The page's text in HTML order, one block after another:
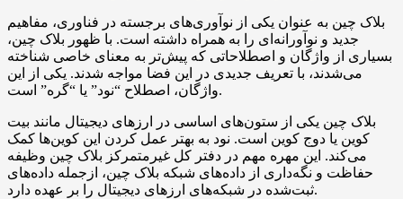
بلاک چین به عنوان یکی از نوآوری‌های برجسته در فناوری، مفاهیم
جدید و نوآورانه‌ای را به همراه داشته است. با ظهور بلاک چین،
بسیاری از واژگان و اصطلاحاتی که پیش‌تر به معنای خاصی شناخته
می‌شدند، با تعریف جدیدی در این فضا مواجه شدند. یکی از این
واژگان، اصطلاح “نود” یا “گره” است.
بلاک چین یکی از ستون‌های اساسی در ارزهای دیجیتال مانند بیت
کوین یا دوج کوین است. نود به بهتر عمل کردن این کوین‌ها کمک
می‌کند. این مهره مهم در دفتر کل غیرمتمرکز بلاک چین وظیفه
حفاظت و نگه‌داری از داده‌های شبکه بلاک چین، ازجمله داده‌های
ثبت‌شده در شبکه‌های ارزهای دیجیتال را بر عهده دارد.